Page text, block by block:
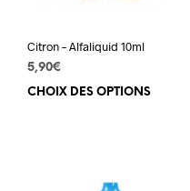
Citron – Alfaliquid 10ml
5,90€
CHOIX DES OPTIONS